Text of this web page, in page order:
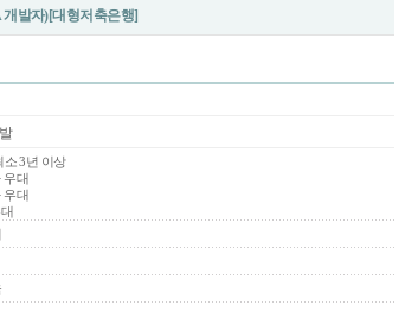
발자)[대형저축은행]
소 3년 이상
우대
우대